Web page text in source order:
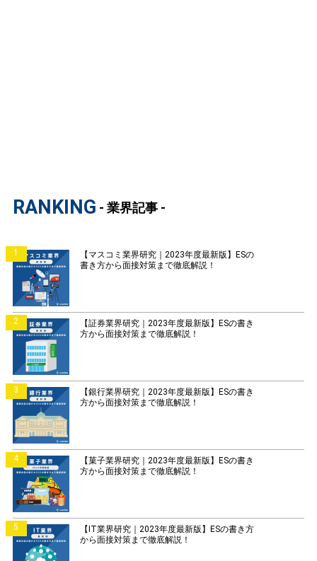
RANKING - 業界記事 -
1
【マスコミ業界研究｜2023年度最新版】ESの
書き方から面接対策まで徹底解説！
2
【証券業界研究｜2023年度最新版】ESの書き
方から面接対策まで徹底解説！
3
【銀行業界研究｜2023年度最新版】ESの書き
方から面接対策まで徹底解説！
4
【菓子業界研究｜2023年度最新版】ESの書き
方から面接対策まで徹底解説！
5
【IT業界研究｜2023年度最新版】ESの書き方
から面接対策まで徹底解説！